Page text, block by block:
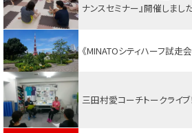
ナンスセミナー』開催しました
《MINATOシティハーフ試走会
三田村愛コーチトークライブ